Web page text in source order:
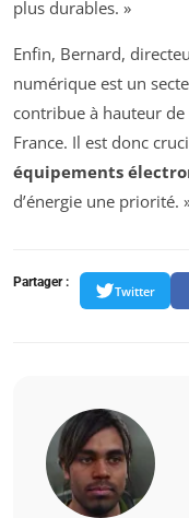
plus durables. »
Enfin, Bernard,
numérique est un
contribue à hauteur de
France. Il est donc
équipements
d’énergie une priorité.
Partager :
Twitter